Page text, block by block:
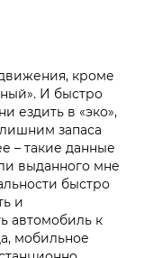
кроме
И быстро
ездить в «эко»,
запаса
– такие данные
выданного мне
быстро
и
автомобиль к
мобильное